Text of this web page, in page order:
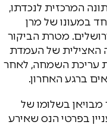
המרכזית לנכדתו,
במעונו של מרן
מטרת הביקור
האצילית של העמדת
עריכת השמחה, לאחר
ברגע האחרון.
בשלומו של
בפרטי הנס שאירע